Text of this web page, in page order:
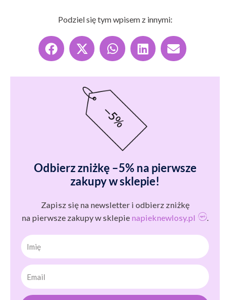
Podziel się tym wpisem z innymi:
Odbierz zniżkę –5% na pierwsze
zakupy w sklepie!
Zapisz się na newsletter i odbierz zniżkę
na pierwsze zakupy w sklepie napieknewlosy.pl .
Imię